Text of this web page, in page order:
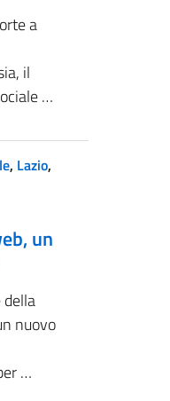
a
il
…
, Lazio,
un
nuovo
…